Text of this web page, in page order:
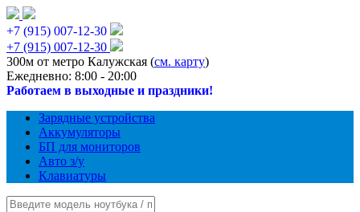
+7 (915) 007-12-30
+7 (915) 007-12-30
300м от метро Калужская (см. карту)
Ежедневно: 8:00 - 20:00
Работаем в выходные и праздники!
Зарядные устройства
Аккумуляторы
БП для мониторов
Авто з/у
Клавиатуры